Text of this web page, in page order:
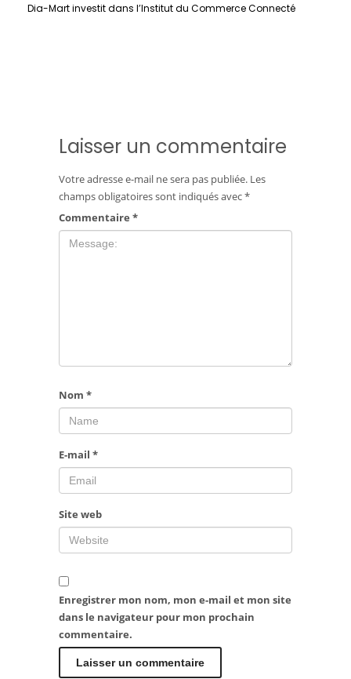
Dia-Mart investit dans l’Institut du Commerce Connecté
Laisser un commentaire
Votre adresse e-mail ne sera pas publiée. Les
champs obligatoires sont indiqués avec*
Commentaire *
Nom *
E-mail *
Site web
Enregistrer mon nom, mon e-mail et mon site
dans le navigateur pour mon prochain
commentaire.